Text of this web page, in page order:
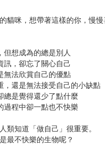
貓咪，想帶著這樣的你，慢
但想成為的總是別人
訊，卻忘了關心自己
無法欣賞自己的優點
，還是無法接受自己的小缺點
總是覺得還少了點什麼
過程中卻一點也不快樂
類知道「做自己」很重要。
最不快樂的生物呢？